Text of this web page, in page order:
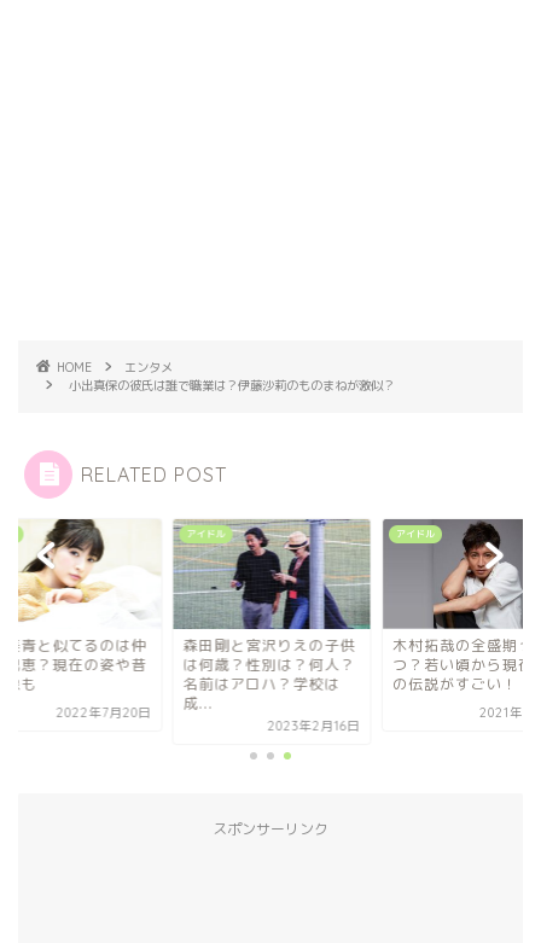
HOME
エンタメ
小出真保の彼氏は誰で職業は？伊藤沙莉のものまねが激似？
RELATED POST
美青と似てるのは仲
紀恵？現在の姿や昔
像も
2022年7月20日
アイドル
森田剛と宮沢りえの子供
は何歳？性別は？何人？
名前はアロハ？学校は
成...
2023年2月16日
アイドル
木村拓哉の全盛期っ
つ？若い頃から現在
の伝説がすごい！
2021年9
スポンサーリンク